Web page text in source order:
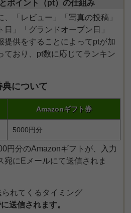
ポイント（pt）の仕組み
「レビュー」「写真の投稿」
日」「グランドオープン日」
提供をすることによってptが加
ており、pt数に応じてランキン
について
Amazonギフト券
5000円分
円分のAmazonギフトが、入力
宛にEメールにて送信されま
れてくるタイミング
送信されます。